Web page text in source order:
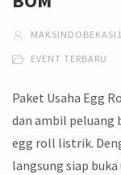
MAKSINDOBEKASI1
EVENT TERBARU
Paket Usaha Egg
dan ambil peluang
egg roll listrik.
langsung siap